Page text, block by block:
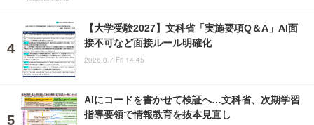
【大学受験2027】文科省「実施要項Q＆A」AI面
接不可など面接ルール明確化
2026.8.7 Fri 14:45
AIにコードを書かせて検証へ…文科省、次期学習
指導要領で情報教育を抜本見直し